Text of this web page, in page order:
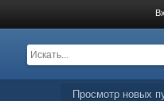
Просмотр новых